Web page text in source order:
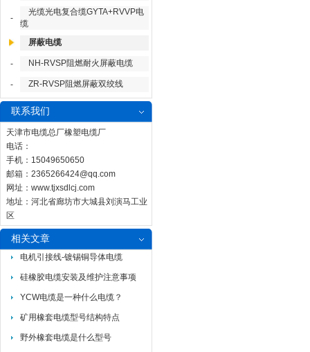
-
光缆光电复合缆GYTA+RVVP电
缆
屏蔽电缆
- NH-RVSP阻燃耐火屏蔽电缆
- ZR-RVSP阻燃屏蔽双绞线
联系我们
天津市电缆总厂橡塑电缆厂
电话：
手机：15049650650
邮箱： 2365266424@qq.com
网址： www.tjxsdlcj.com
地址：河北省廊坊市大城县刘演马工业
区
相关文章
电机引接线-镀锡铜导体电缆
硅橡胶电缆安装及维护注意事项
YCW电缆是一种什么电缆？
矿用橡套电缆型号结构特点
野外橡套电缆是什么型号